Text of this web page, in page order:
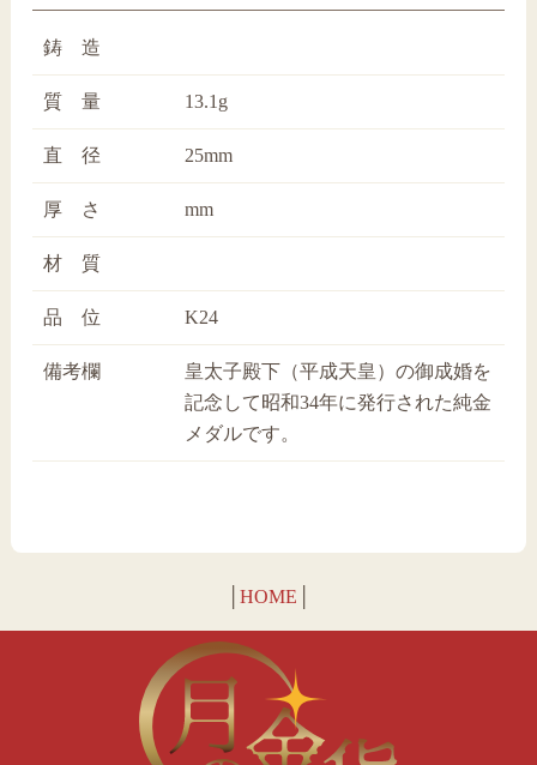
鋳 造
質 量 13.1g
直 径 25mm
厚 さ mm
材 質
品 位 K24
備考欄
皇太子殿下（平成天皇）の御成婚を
記念して昭和34年に発行された純金
メダルです。
HOME